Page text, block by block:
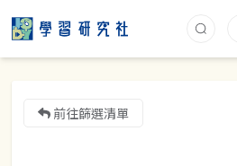
前往篩選清單